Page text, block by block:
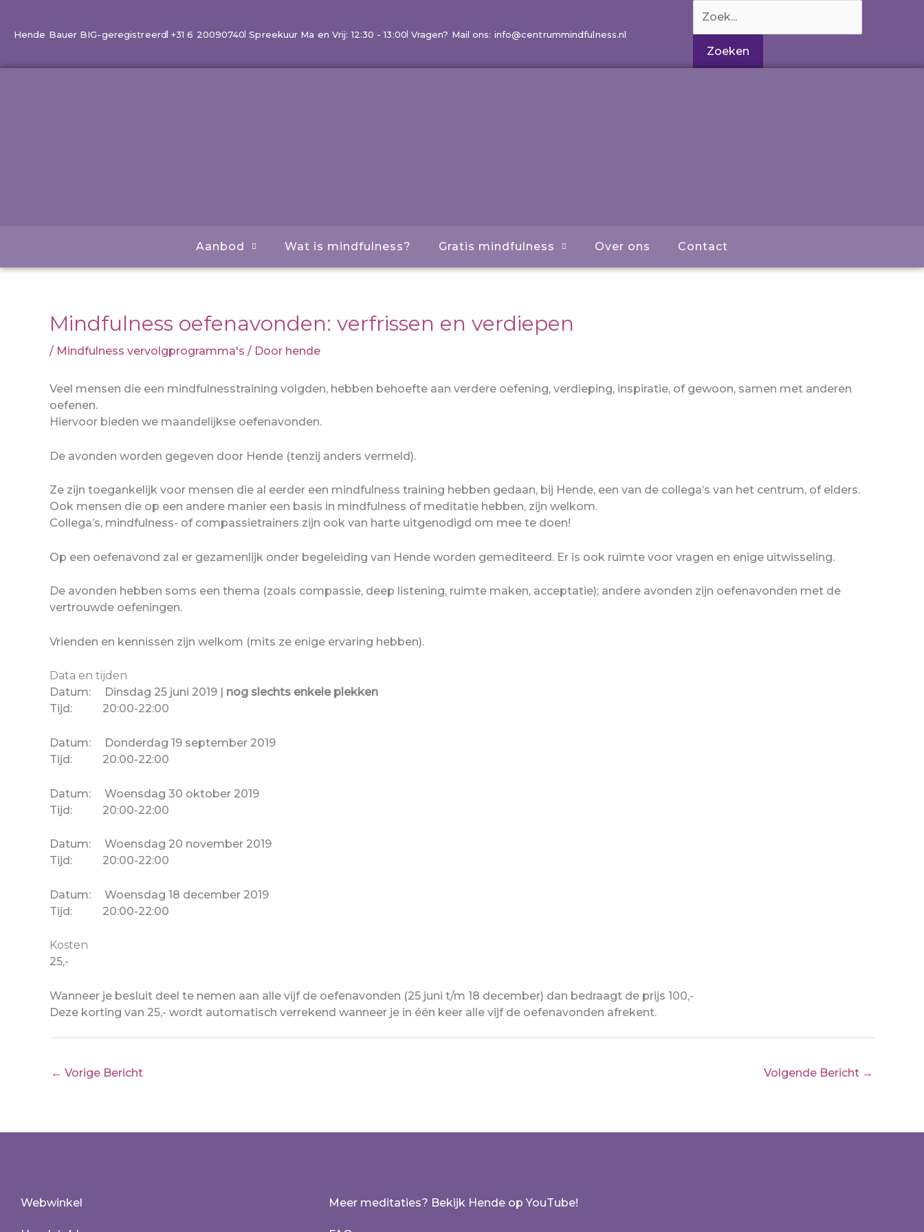
Hende Bauer BIG-geregistreerd +31 6 20090740 Spreekuur Ma en Vrij: 12:30 - 13:00 Vragen? Mail ons: info@centrummindfulness.nl
naar:
Aanbod Wat is mindfulness? Gratis mindfulness Over ons Contact
Mindfulness oefenavonden: verfrissen en verdiepen
/ Mindfulness vervolgprogramma's / Door hende
Veel mensen die een mindfulnesstraining volgden, hebben behoefte aan verdere oefening, verdieping, inspiratie, of gewoon, samen met anderen
oefenen.
Hiervoor bieden we maandelijkse oefenavonden.
De avonden worden gegeven door Hende (tenzij anders vermeld).
Ze zijn toegankelijk voor mensen die al eerder een mindfulness training hebben gedaan, bij Hende, een van de collega’s van het centrum, of elders.
Ook mensen die op een andere manier een basis in mindfulness of meditatie hebben, zijn welkom.
Collega’s, mindfulness- of compassietrainers zijn ook van harte uitgenodigd om mee te doen!
Op een oefenavond zal er gezamenlijk onder begeleiding van Hende worden gemediteerd. Er is ook ruimte voor vragen en enige uitwisseling.
De avonden hebben soms een thema (zoals compassie, deep listening, ruimte maken, acceptatie); andere avonden zijn oefenavonden met de
vertrouwde oefeningen.
Vrienden en kennissen zijn welkom (mits ze enige ervaring hebben).
Data en tijden
Datum: Dinsdag 25 juni 2019 | nog slechts enkele plekken
Tijd: 20:00-22:00
Datum: Donderdag 19 september 2019
Tijd: 20:00-22:00
Datum: Woensdag 30 oktober 2019
Tijd: 20:00-22:00
Datum: Woensdag 20 november 2019
Tijd: 20:00-22:00
Datum: Woensdag 18 december 2019
Tijd: 20:00-22:00
Kosten
25,-
Wanneer je besluit deel te nemen aan alle vijf de oefenavonden (25 juni t/m 18 december) dan bedraagt de prijs 100,-
Deze korting van 25,- wordt automatisch verrekend wanneer je in één keer alle vijf de oefenavonden afrekent.
← Vorige Bericht Volgende Bericht →
Webwinkel Meer meditaties? Bekijk Hende op YouTube!